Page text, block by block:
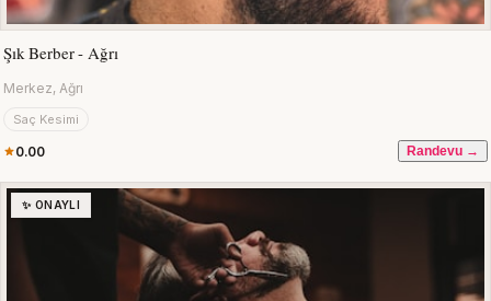
Şık Berber - Ağrı
Merkez, Ağrı
Saç Kesimi
0.00 Randevu →
✨ ONAYLI